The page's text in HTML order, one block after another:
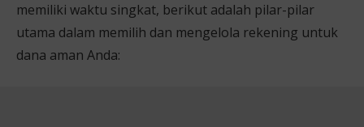
memiliki waktu singkat, berikut adalah pilar-pilar
utama dalam memilih dan mengelola rekening untuk
dana aman Anda: